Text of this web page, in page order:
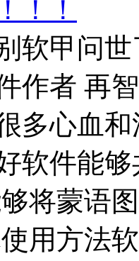
！！
软甲问
作者 再
多心血
软件能
将蒙语
用方法